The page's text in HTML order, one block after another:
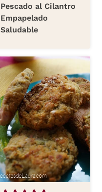
Pescado al Cilantro
Empapelado
Saludable